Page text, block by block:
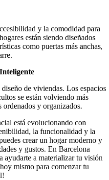
y la comodidad para
están siendo diseñados
como puertas más anchas,
de viviendas. Los espacios
se están volviendo más
ordenados y organizados.
está evolucionando con
la funcionalidad y la
crear un hogar moderno y
y gustos. En Barcelona
ayudarte a materializar tu visión
mismo para comenzar tu